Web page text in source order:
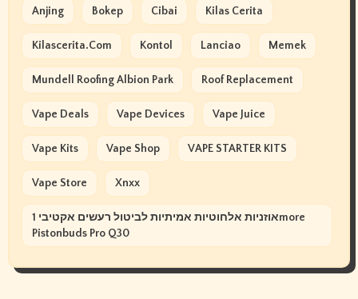
Anjing Bokep Cibai Kilas Cerita
Kilascerita.com Kontol Lanciao Memek
Mundell Roofing Albion Park Roof Replacement
Vape Deals Vape Devices Vape Juice
Vape Kits Vape Shop VAPE STARTER KITS
Vape Store Xnxx
אוזניות אלחוטיות אמיתיות לביטול רעשים אקטיבי 1more
Pistonbuds Pro Q30